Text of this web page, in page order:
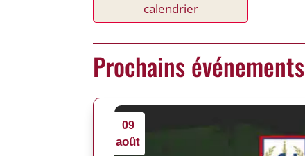
calendrier
Prochains événements
09
août